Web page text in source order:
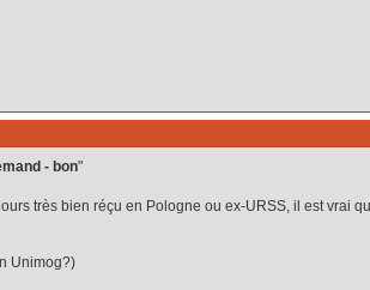
- bon"
très bien réçu en Pologne ou ex-URSS, il est vrai
Unimog?)